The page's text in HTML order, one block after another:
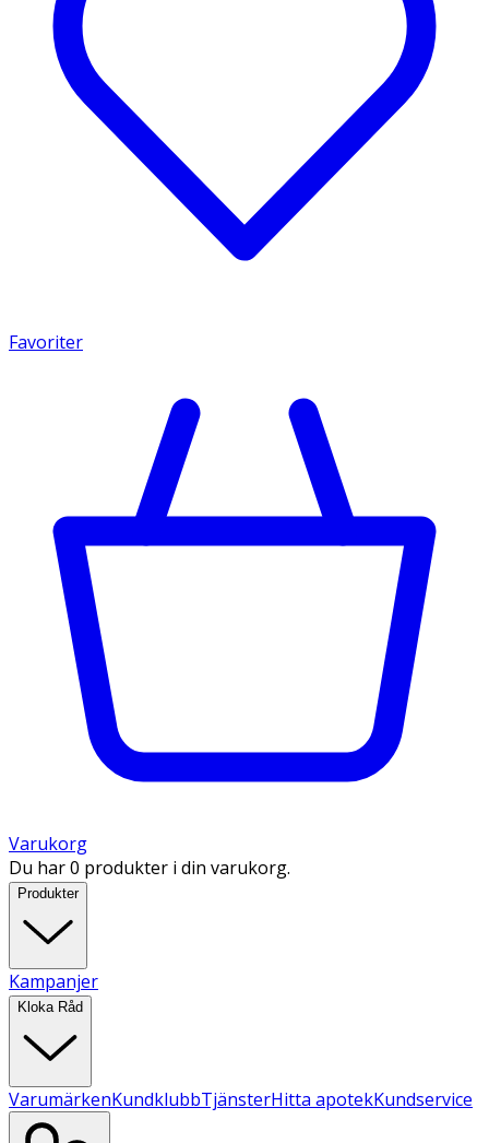
Favoriter
Varukorg
Du har 0 produkter i din varukorg.
Produkter
Kampanjer
Kloka Råd
VarumärkenKundklubbTjänsterHitta apotekKundservice